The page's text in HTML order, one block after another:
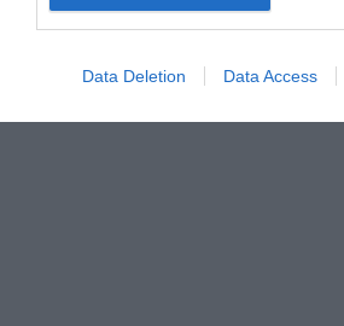
Data Deletion Data Access